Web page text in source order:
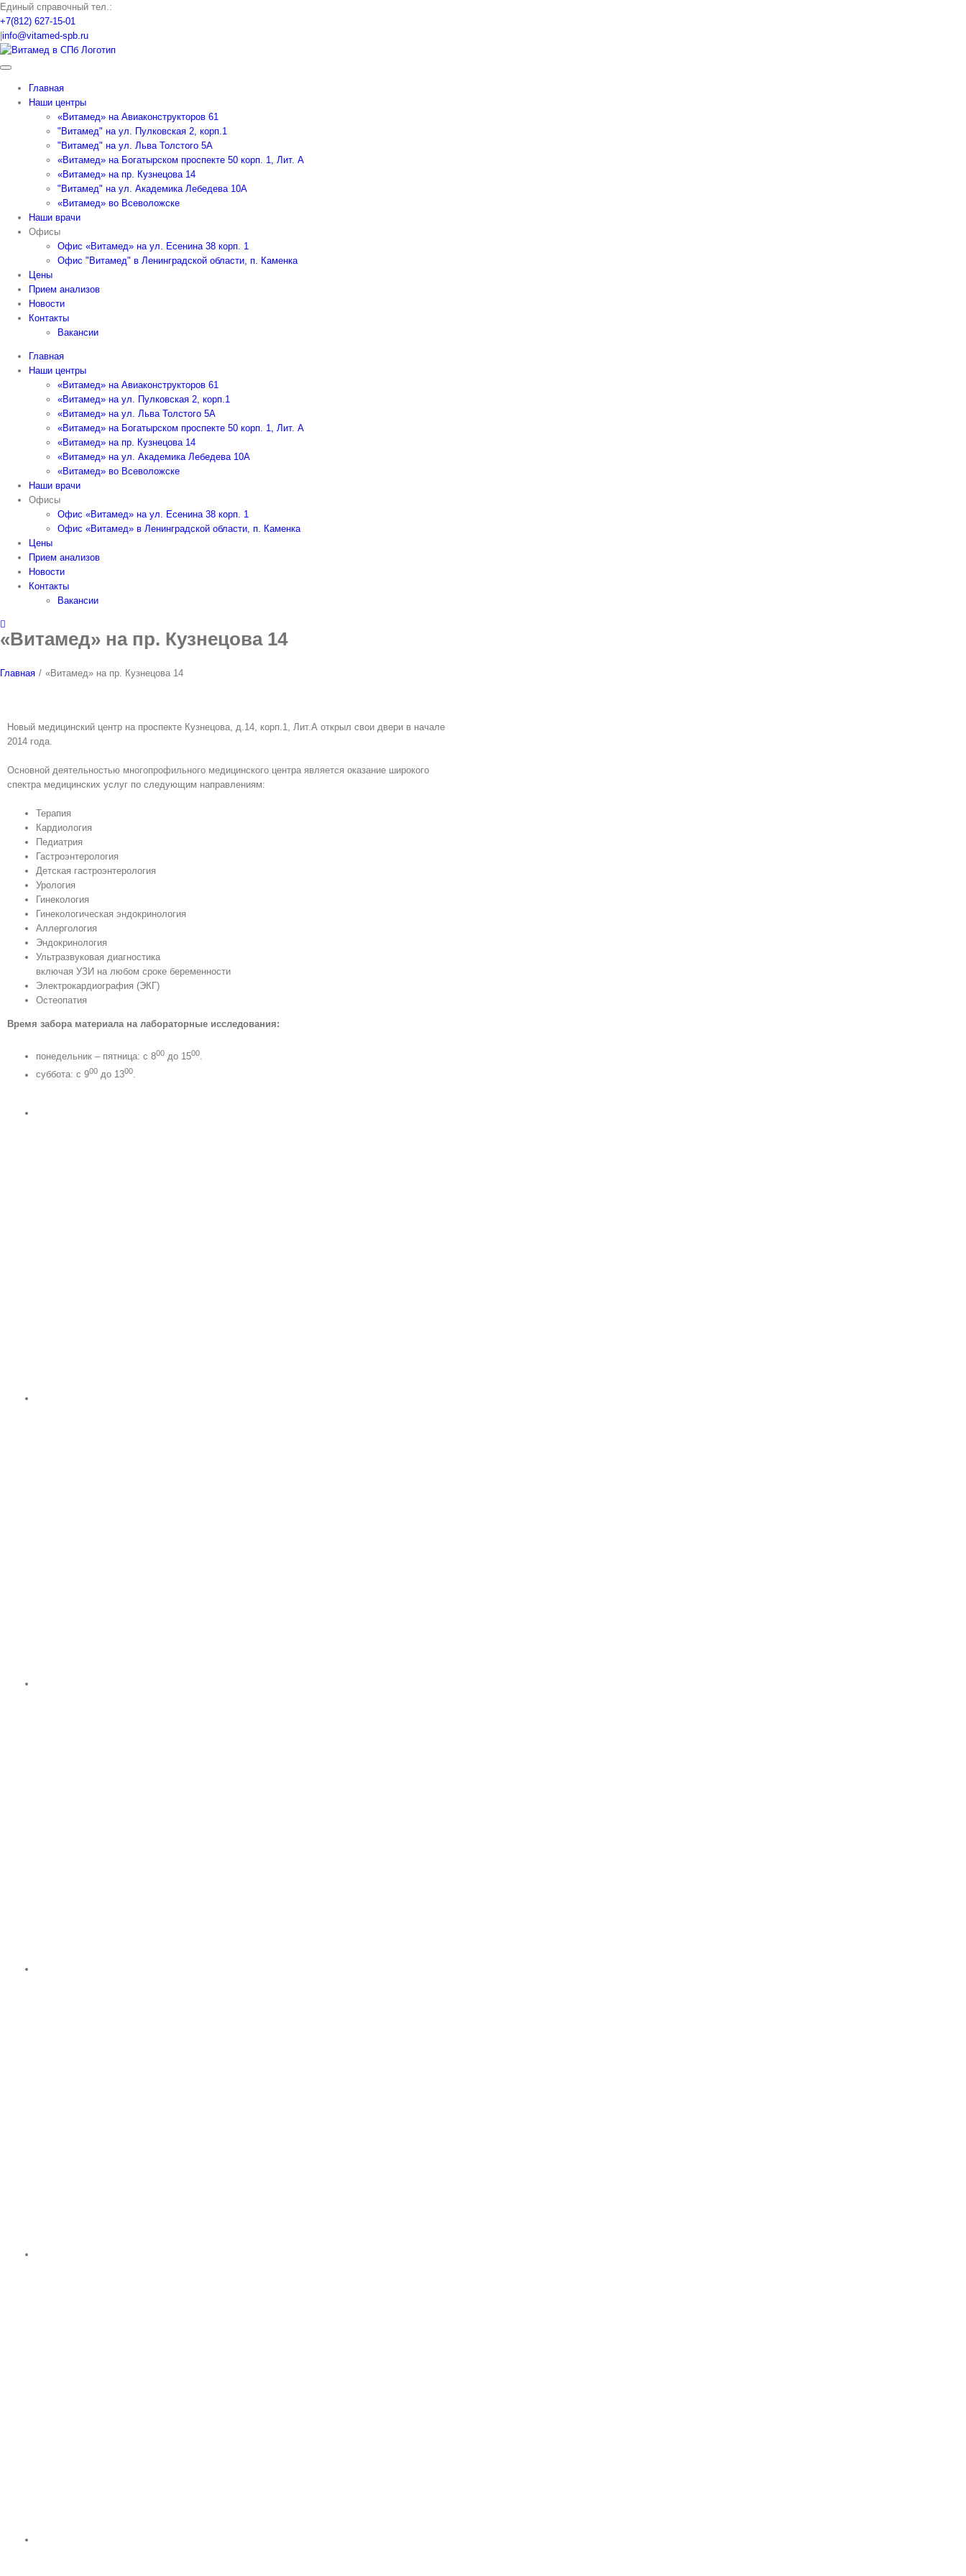
Skip
to
content
Единый справочный тел.:
+7(812) 627-15-01
info@vitamed-spb.ru
Главная
Наши центры
«Витамед» на Авиаконструкторов 61
"Витамед" на ул. Пулковская 2, корп.1
"Витамед" на ул. Льва Толстого 5А
«Витамед» на Богатырском проспекте 50 корп. 1, Лит. А
«Витамед» на пр. Кузнецова 14
"Витамед" на ул. Академика Лебедева 10А
«Витамед» во Всеволожске
Наши врачи
Офисы
Офис «Витамед» на ул. Есенина 38 корп. 1
Офис "Витамед" в Ленинградской области, п. Каменка
Цены
Прием анализов
Новости
Контакты
Вакансии
Главная
Наши центры
«Витамед» на Авиаконструкторов 61
«Витамед» на ул. Пулковская 2, корп.1
«Витамед» на ул. Льва Толстого 5А
«Витамед» на Богатырском проспекте 50 корп. 1, Лит. А
«Витамед» на пр. Кузнецова 14
«Витамед» на ул. Академика Лебедева 10А
«Витамед» во Всеволожске
Наши врачи
Офисы
Офис «Витамед» на ул. Есенина 38 корп. 1
Офис «Витамед» в Ленинградской области, п. Каменка
Цены
Прием анализов
Новости
Контакты
Вакансии
«Витамед» на пр. Кузнецова 14
Главная / «Витамед» на пр. Кузнецова 14
Новый медицинский центр на проспекте Кузнецова, д.14, корп.1, Лит.А открыл свои двери в начале
2014 года.
Основной деятельностью многопрофильного медицинского центра является оказание широкого
спектра медицинских услуг по следующим направлениям:
Терапия
Кардиология
Педиатрия
Гастроэнтерология
Детская гастроэнтерология
Урология
Гинекология
Гинекологическая эндокринология
Аллергология
Эндокринология
Ультразвуковая диагностика
включая УЗИ на любом сроке беременности
Электрокардиография (ЭКГ)
Остеопатия
Время забора материала на лабораторные исследования:
понедельник – пятница: c 800 до 1500.
суббота: c 900 до 1300.